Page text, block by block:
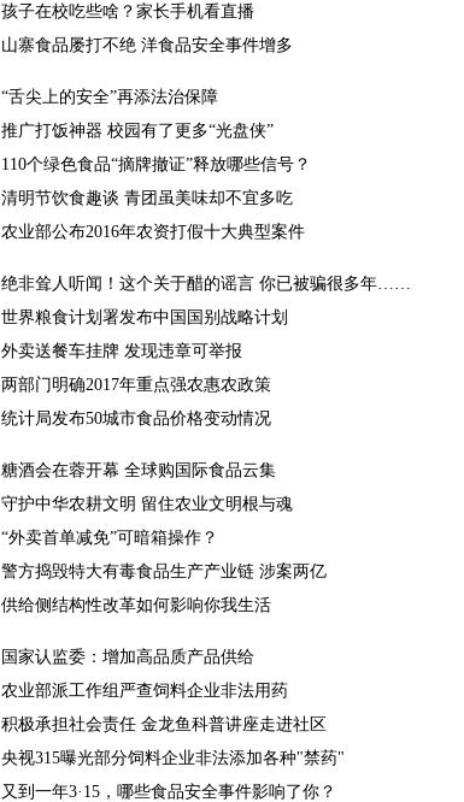
孩子在校吃些啥？家长手机看直播
山寨食品屡打不绝 洋食品安全事件增多
“舌尖上的安全”再添法治保障
推广打饭神器 校园有了更多“光盘侠”
110个绿色食品“摘牌撤证”释放哪些信号？
清明节饮食趣谈 青团虽美味却不宜多吃
农业部公布2016年农资打假十大典型案件
绝非耸人听闻！这个关于醋的谣言 你已被骗很多年……
世界粮食计划署发布中国国别战略计划
外卖送餐车挂牌 发现违章可举报
两部门明确2017年重点强农惠农政策
统计局发布50城市食品价格变动情况
糖酒会在蓉开幕 全球购国际食品云集
守护中华农耕文明 留住农业文明根与魂
“外卖首单减免”可暗箱操作？
警方捣毁特大有毒食品生产产业链 涉案两亿
供给侧结构性改革如何影响你我生活
国家认监委：增加高品质产品供给
农业部派工作组严查饲料企业非法用药
积极承担社会责任 金龙鱼科普讲座走进社区
央视315曝光部分饲料企业非法添加各种"禁药"
又到一年3·15，哪些食品安全事件影响了你？